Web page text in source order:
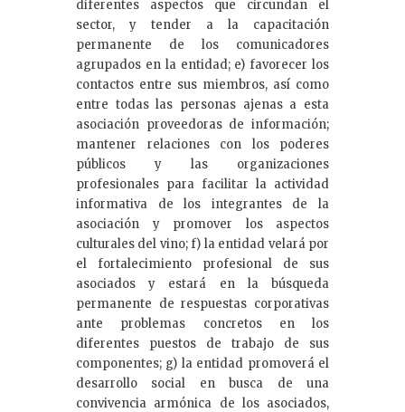
diferentes aspectos que circundan el
sector, y tender a la capacitación
permanente de los comunicadores
agrupados en la entidad; e) favorecer los
contactos entre sus miembros, así como
entre todas las personas ajenas a esta
asociación proveedoras de información;
mantener relaciones con los poderes
públicos y las organizaciones
profesionales para facilitar la actividad
informativa de los integrantes de la
asociación y promover los aspectos
culturales del vino; f) la entidad velará por
el fortalecimiento profesional de sus
asociados y estará en la búsqueda
permanente de respuestas corporativas
ante problemas concretos en los
diferentes puestos de trabajo de sus
componentes; g) la entidad promoverá el
desarrollo social en busca de una
convivencia armónica de los asociados,